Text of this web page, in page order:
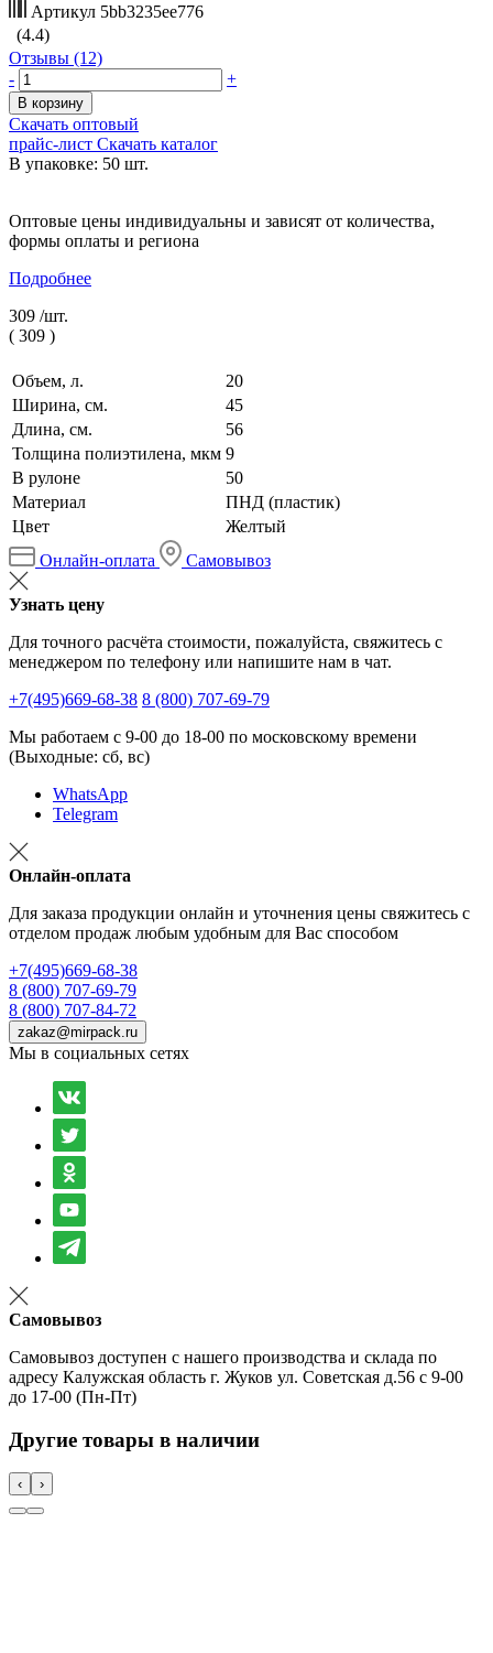
Артикул 5bb3235ee776
(4.4)
Отзывы (12)
-
+
В корзину
Скачать оптовый
прайс-лист Скачать каталог
В упаковке: 50 шт.
Оптовые цены индивидуальны и зависят от количества,
формы оплаты и региона
Подробнее
309 /шт.
( 309 )
Объем, л.
20
Ширина, см.
45
Длина, см.
56
Толщина полиэтилена, мкм 9
В рулоне
50
Материал
ПНД (пластик)
Цвет
Желтый
Онлайн-оплата
Самовывоз
Узнать цену
Для точного расчёта стоимости, пожалуйста, свяжитесь с
менеджером по телефону или напишите нам в чат.
+7(495)669-68-38 8 (800) 707-69-79
Мы работаем с 9-00 до 18-00 по московскому времени
(Выходные: сб, вс)
WhatsApp
Telegram
Онлайн-оплата
Для заказа продукции онлайн и уточнения цены свяжитесь с
отделом продаж любым удобным для Вас способом
+7(495)669-68-38
8 (800) 707-69-79
8 (800) 707-84-72
zakaz@mirpack.ru
Мы в социальных сетях
Самовывоз
Самовывоз доступен с нашего производства и склада по
адресу Калужская область г. Жуков ул. Советская д.56 с 9-00
до 17-00 (Пн-Пт)
Другие товары в наличии
‹ ›